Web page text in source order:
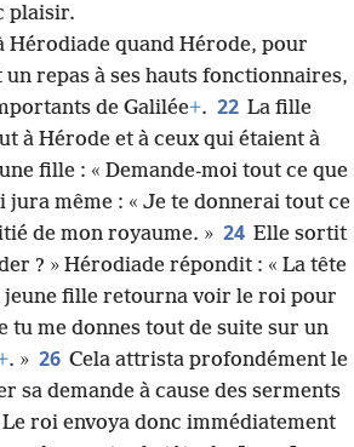
plaisir.
Hérodiade quand Hérode, pour
repas à ses hauts fonctionnaires,
de Galilée+. 22 La fille
à Hérode et à ceux qui étaient à
fille : « Demande-moi tout ce que
jura même : « Je te donnerai tout ce
de mon royaume. » 24 Elle sortit
? » Hérodiade répondit : « La tête
jeune fille retourna voir le roi pour
tu me donnes tout de suite sur un
. » 26 Cela attrista profondément le
sa demande à cause des serments
Le roi envoya donc immédiatement